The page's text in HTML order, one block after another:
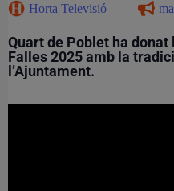
Horta Televisió
Quart de Poblet ha
Falles 2025 amb la
l’Ajuntament.